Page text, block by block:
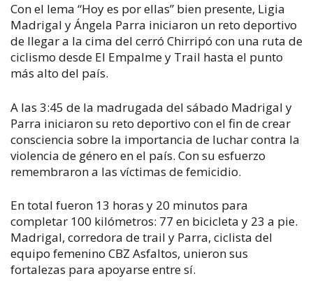
Con el lema “Hoy es por ellas” bien presente, Ligia
Madrigal y Ángela Parra iniciaron un reto deportivo
de llegar a la cima del cerró Chirripó con una ruta de
ciclismo desde El Empalme y Trail hasta el punto
más alto del país.
A las 3:45 de la madrugada del sábado Madrigal y
Parra iniciaron su reto deportivo con el fin de crear
consciencia sobre la importancia de luchar contra la
violencia de género en el país. Con su esfuerzo
remembraron a las víctimas de femicidio.
En total fueron 13 horas y 20 minutos para
completar 100 kilómetros: 77 en bicicleta y 23 a pie.
Madrigal, corredora de trail y Parra, ciclista del
equipo femenino CBZ Asfaltos, unieron sus
fortalezas para apoyarse entre sí.